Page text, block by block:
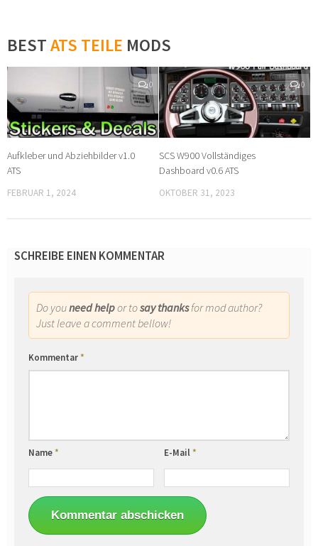
BESTATS TEILE MODS
0
Aufkleber und Abziehbilder v1.0
ATS
FEBRUAR 1, 2024
0
SCS W900 Vollständiges
Dashboard v0.6 ATS
OKTOBER 31, 2023
SCHREIBE EINEN KOMMENTAR
Do youneed helpor tosay thanksfor mod author?
Just leave a comment bellow!
Kommentar*
Name* E-Mail*